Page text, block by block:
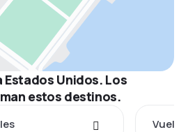
Estados Unidos. Los
estos destinos.